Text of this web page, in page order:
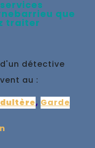
rvices
que
traiter
détective
au :
, Garde